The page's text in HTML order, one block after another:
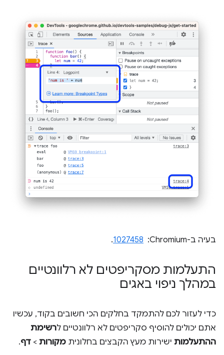
בעיה ב-Chromium: ‏ 1027458
.
התעלמות מסקריפטים לא רלוונטיים
במהלך ניפוי באגים
כדי לעזור לכם להתמקד בחלקים הכי חשובים בקוד, עכשיו
אתם יכולים להוסיף סקריפטים לא רלוונטיים לרשימת
ההתעלמות ישירות מעץ הקבצים בחלונית מקורות > דף.